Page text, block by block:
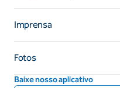
Imprensa
Fotos
Baixe nosso aplicativo